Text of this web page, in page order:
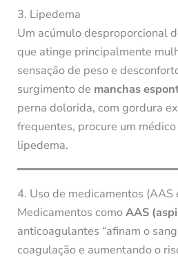
3. Lipedema
Um acúmulo desproporcional
que atinge principalmente
sensação de peso e
surgimento de manchas
perna dolorida, com gordura
frequentes, procure um
lipedema.
4. Uso de medicamentos
Medicamentos comoAAS
anticoagulantes “afinam o
coagulação e aumentando o